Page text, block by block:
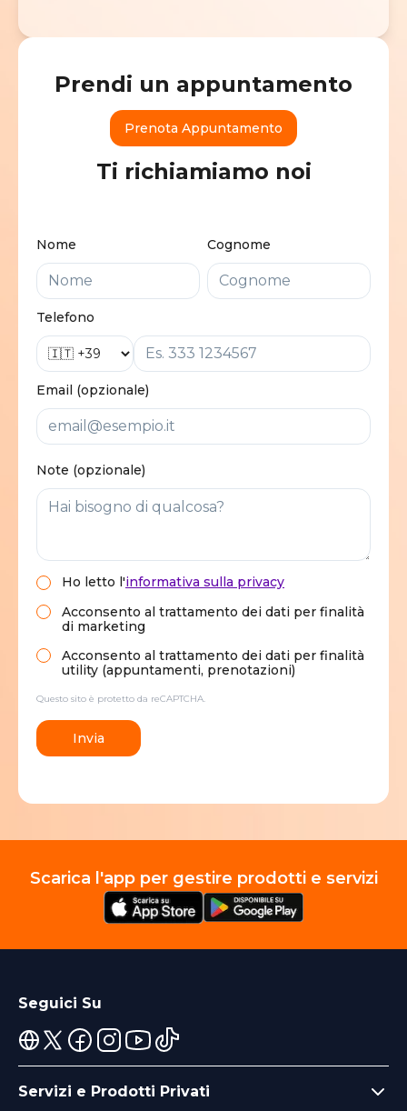
Prendi un appuntamento
Prenota Appuntamento
Ti richiamiamo noi
Nome Cognome
Telefono
Email (opzionale)
Note (opzionale)
Ho letto l'informativa sulla privacy
Acconsento al trattamento dei dati per finalità
di marketing
Acconsento al trattamento dei dati per finalità
utility (appuntamenti, prenotazioni)
Questo sito è protetto da reCAPTCHA.
Invia
Scarica l'app per gestire prodotti e servizi
Seguici Su
Servizi e Prodotti Privati